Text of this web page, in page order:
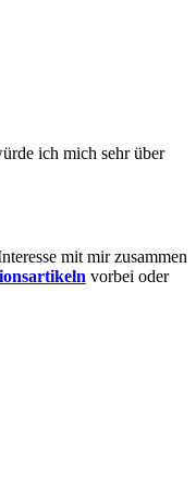
ich mich sehr über
mit mir zusammen
vorbei oder